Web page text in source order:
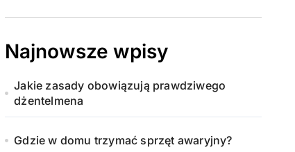
Najnowsze wpisy
Jakie zasady obowiązują prawdziwego
dżentelmena
Gdzie w domu trzymać sprzęt awaryjny?